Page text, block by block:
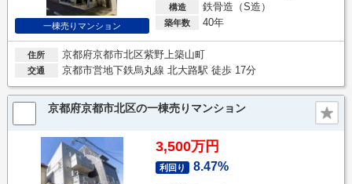
一棟売りマンション
構造 鉄骨造（S造）
築年数 40年
住所 京都府京都市北区紫野上築山町
交通 京都市営地下鉄烏丸線 北大路駅 徒歩 17分
京都府京都市北区の一棟売りマンション
3,500万円
利回り 8.47%